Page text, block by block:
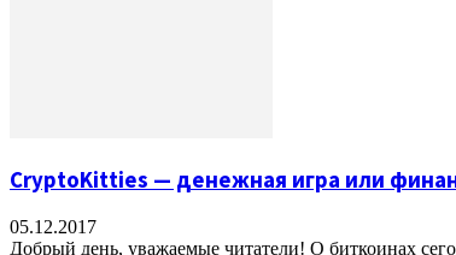
CryptoKitties — денежная игра или
05.12.2017
Добрый день, уважаемые читатели! О биткоинах